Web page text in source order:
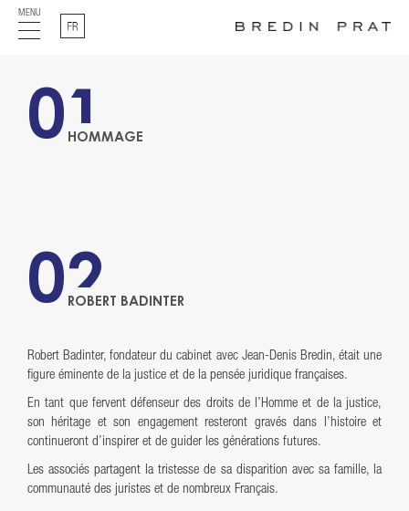
MENU Français
01HOMMAGE
02ROBERT BADINTER
Robert Badinter, fondateur du cabinet avec Jean-Denis Bredin, était une
figure éminente de la justice et de la pensée juridique françaises.
En tant que fervent défenseur des droits de l’Homme et de la justice,
son héritage et son engagement resteront gravés dans l’histoire et
continueront d’inspirer et de guider les générations futures.
Les associés partagent la tristesse de sa disparition avec sa famille, la
communauté des juristes et de nombreux Français.